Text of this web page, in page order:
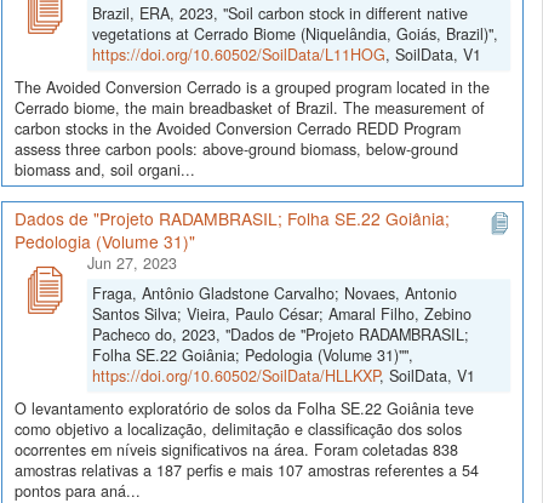
Brazil, ERA, 2023, "Soil carbon stock in different native
vegetations at Cerrado Biome (Niquelândia, Goiás, Brazil)",
https://doi.org/10.60502/SoilData/L11HOG, SoilData, V1
The Avoided Conversion Cerrado is a grouped program located in the
Cerrado biome, the main breadbasket of Brazil. The measurement of
carbon stocks in the Avoided Conversion Cerrado REDD Program
assess three carbon pools: above-ground biomass, below-ground
biomass and, soil organi...
Dados de "Projeto RADAMBRASIL; Folha SE.22 Goiânia;
Pedologia (Volume 31)"
Jun 27, 2023
Fraga, Antônio Gladstone Carvalho; Novaes, Antonio
Santos Silva; Vieira, Paulo César; Amaral Filho, Zebino
Pacheco do, 2023, "Dados de "Projeto RADAMBRASIL;
Folha SE.22 Goiânia; Pedologia (Volume 31)"",
https://doi.org/10.60502/SoilData/HLLKXP, SoilData, V1
O levantamento exploratório de solos da Folha SE.22 Goiânia teve
como objetivo a localização, delimitação e classificação dos solos
ocorrentes em níveis significativos na área. Foram coletadas 838
amostras relativas a 187 perfis e mais 107 amostras referentes a 54
pontos para aná...